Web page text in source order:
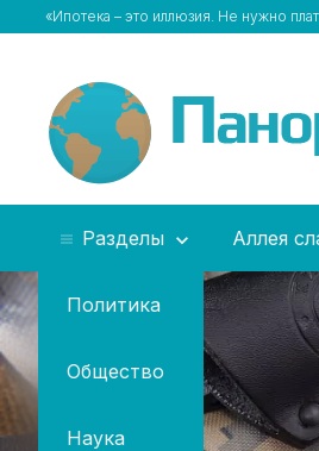
«Ипотека – это иллюзия. Не нужно
Разделы
Политика
Общество
Наука
Аллея